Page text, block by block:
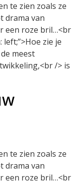
te zien zoals ze
drama van
een roze bril…<br
zie je
meest
/> is
te zien zoals ze
drama van
een roze bril…<br